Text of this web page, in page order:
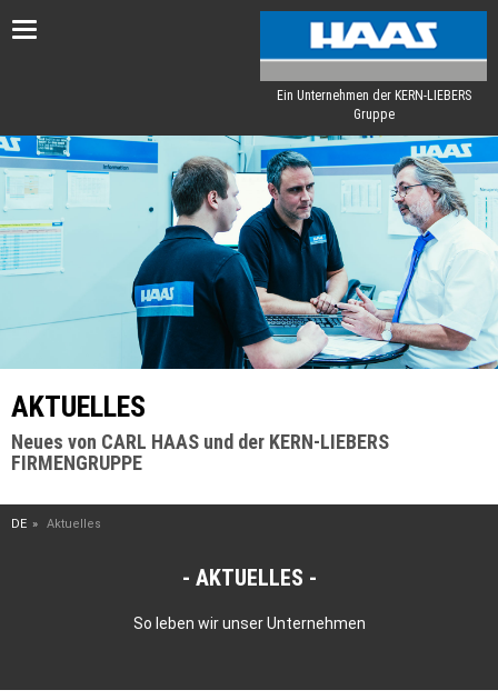
Toggle
Ein Unternehmen der KERN-LIEBERS
Gruppe
AKTUELLES
Neues von CARL HAAS und der KERN-LIEBERS
FIRMENGRUPPE
DE Aktuelles
AKTUELLES
So leben wir unser Unternehmen